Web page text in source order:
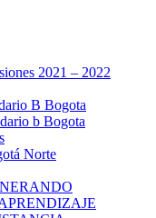
2021 – 2022
B Bogota
b Bogota
Norte